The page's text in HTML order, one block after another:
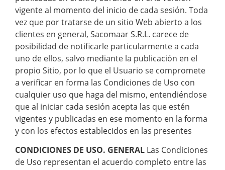
vigente al momento del inicio de cada sesión. Toda
vez que por tratarse de un sitio Web abierto a los
clientes en general, Sacomaar S.R.L. carece de
posibilidad de notificarle particularmente a cada
uno de ellos, salvo mediante la publicación en el
propio Sitio, por lo que el Usuario se compromete
a verificar en forma las Condiciones de Uso con
cualquier uso que haga del mismo, entendiéndose
que al iniciar cada sesión acepta las que estén
vigentes y publicadas en ese momento en la forma
y con los efectos establecidos en las presentes
CONDICIONES DE USO. GENERAL Las Condiciones
de Uso representan el acuerdo completo entre las